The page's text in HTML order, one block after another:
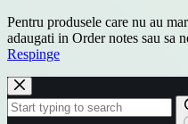
Pentru produsele care nu au
adaugati in Order notes sau sa
Respinge
Sari
la
conținut